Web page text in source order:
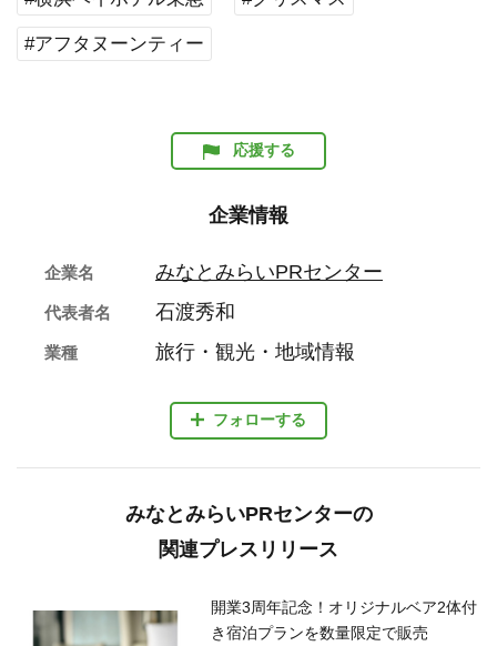
#アフタヌーンティー
応援する
企業情報
フォローする
企業名 みなとみらいPRセンター
代表者名 石渡秀和
業種 旅行・観光・地域情報
みなとみらいPRセンターの
関連プレスリリース
開業3周年記念！オリジナルベア2体付
き宿泊プランを数量限定で販売